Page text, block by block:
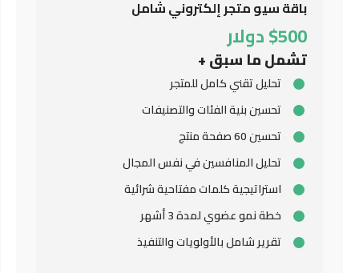
باقة سيو متجر إلكتروني شامل
$500 دولار
تشمل ما سبق +
تحليل تقني كامل للمتجر
تحسين بنية الفئات والتصنيفات
تحسين 60 صفحة منتج
تحليل المنافسين في نفس المجال
استراتيجية كلمات مفتاحية شرائية
خطة نمو عضوي لمدة 3 أشهر
تقرير شامل بالأولويات والتنفيذ